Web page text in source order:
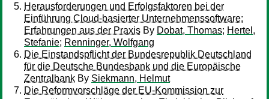
Herausforderungen und Erfolgsfaktoren bei der
Einführung Cloud-basierter Unternehmenssoftware:
Erfahrungen aus der Praxis By Dobat, Thomas; Hertel,
Stefanie; Renninger, Wolfgang
Die Einstandspflicht der Bundesrepublik Deutschland
für die Deutsche Bundesbank und die Europäische
Zentralbank By Siekmann, Helmut
Die Reformvorschläge der EU-Kommission zur